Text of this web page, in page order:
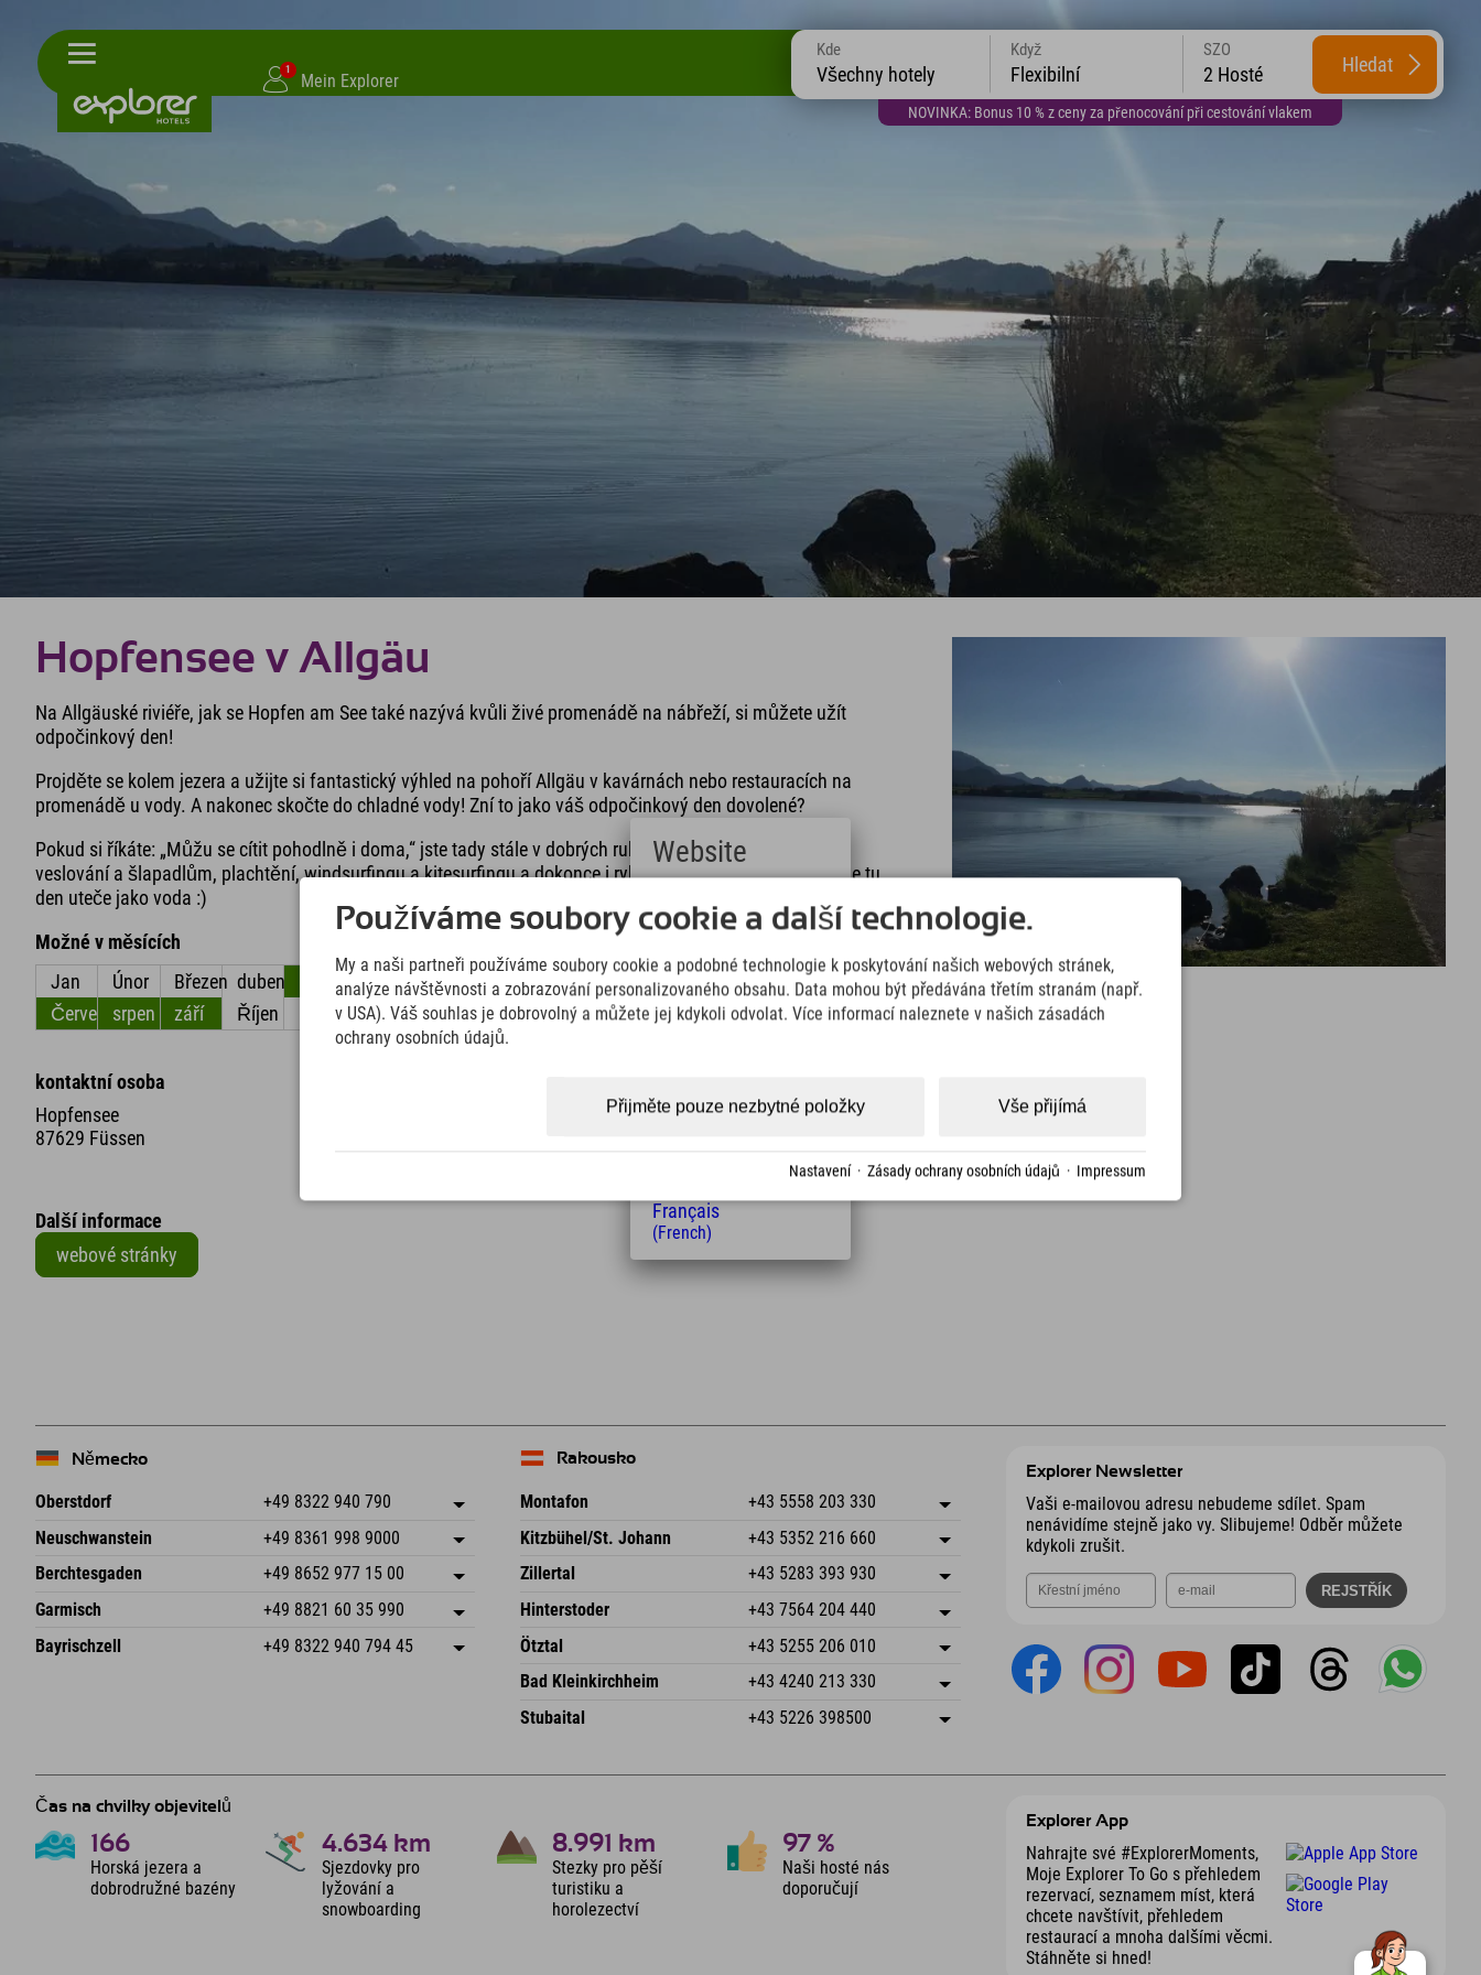
1
Mein Explorer
NOVINKA: Bonus 10 % z ceny za přenocování při cestování vlakem
Kde
Všechny hotely
Když
Flexibilní
SZO
2 Hosté Hledat
Hopfensee v Allgäu
Na Allgäuské riviéře, jak se Hopfen am See také nazývá kvůli živé promenádě na nábřeží, si můžete užít
odpočinkový den!
Projděte se kolem jezera a užijte si fantastický výhled na pohoří Allgäu v kavárnách nebo restauracích na
promenádě u vody. A nakonec skočte do chladné vody! Zní to jako váš odpočinkový den dovolené?
Pokud si říkáte: „Můžu se cítit pohodlně i doma,“ jste tady stále v dobrých rukou. Můžete se zde věnovat
veslování a šlapadlům, plachtění, windsurfingu a kitesurfingu a dokonce i rybaření. Rychle si všimnete, že tu
den uteče jako voda :)
Možné v měsících
Jan
Únor Březen duben květen červen
Červenecsrpen září Říjen listopadProsinec
kontaktní osoba
Hopfensee
87629 Füssen
25 30
Další informace
webové stránky
Německo
Oberstdorf +49 8322 940 790
An der Breitach 3
Německo
Uložit adresu
Objednat
Neuschwanstein +49 8361 998 9000
An der Riese 45
87484 Nesselwang im Allgäu
Německo
Uložit adresu
Objednat
Berchtesgaden +49 8652 977 15 00
Hofreitstr. 7
Německo
Uložit adresu
Objednat
Garmisch +49 8821 60 35 990
Frickenstraße 22
82490 Farchant
Uložit adresu
Bayrischzell +49 8322 940 794 45
Rakousko
Montafon +43 5558 203 330
Dorfstr. 127b
6793 Gaschurn/Montafon
Rakousko
Uložit adresu
Objednat
Kitzbühel/St. Johann +43 5352 216 660
Speckbacherstraße 87
Rakousko
Uložit adresu
Objednat
Zillertal +43 5283 393 930
Schmiedau 2
Rakousko
Uložit adresu
Objednat
Hinterstoder +43 7564 204 440
Freizeitpark 10
Rakousko
Uložit adresu
Objednat
Ötztal +43 5255 206 010
Gscheat 14
Rakousko
Uložit adresu
Objednat
Bad Kleinkirchheim +43 4240 213 330
Dorfstraße 24
Uložit adresu
Odeslat e-mail
Stubaital +43 5226 398500
Explorer Newsletter
Vaši e-mailovou adresu nebudeme sdílet. Spam
nenávidíme stejně jako vy. Slibujeme! Odběr můžete
kdykoli zrušit.
Explorer App
Nahrajte své #ExplorerMoments,
Moje Explorer To Go s přehledem
rezervací, seznamem míst, která
chcete navštívit, přehledem
restaurací a mnoha dalšími věcmi.
Stáhněte si hned!
Čas na chvilky objevitelů
166
Horská jezera a
dobrodružné bazény
4.634 km
Sjezdovky pro
lyžování a
snowboarding
8.991 km
Stezky pro pěší
turistiku a
horolezectví
97 %
Naši hosté nás
doporučují
Používáme soubory cookie a další technologie.
My a naši partneři používáme soubory cookie a podobné technologie k poskytování našich webových stránek,
analýze návštěvnosti a zobrazování personalizovaného obsahu. Data mohou být předávána třetím stranám (např.
v USA). Váš souhlas je dobrovolný a můžete jej kdykoli odvolat. Více informací naleznete v našich zásadách
ochrany osobních údajů.
Vše přijímá
Přijměte pouze nezbytné položky
Nastavení· Zásady ochrany osobních údajů · Impressum
Website
Deutsch
(German)
(English)
Italiano
(Italian)
(Polish)
Magyar
Français
(French)